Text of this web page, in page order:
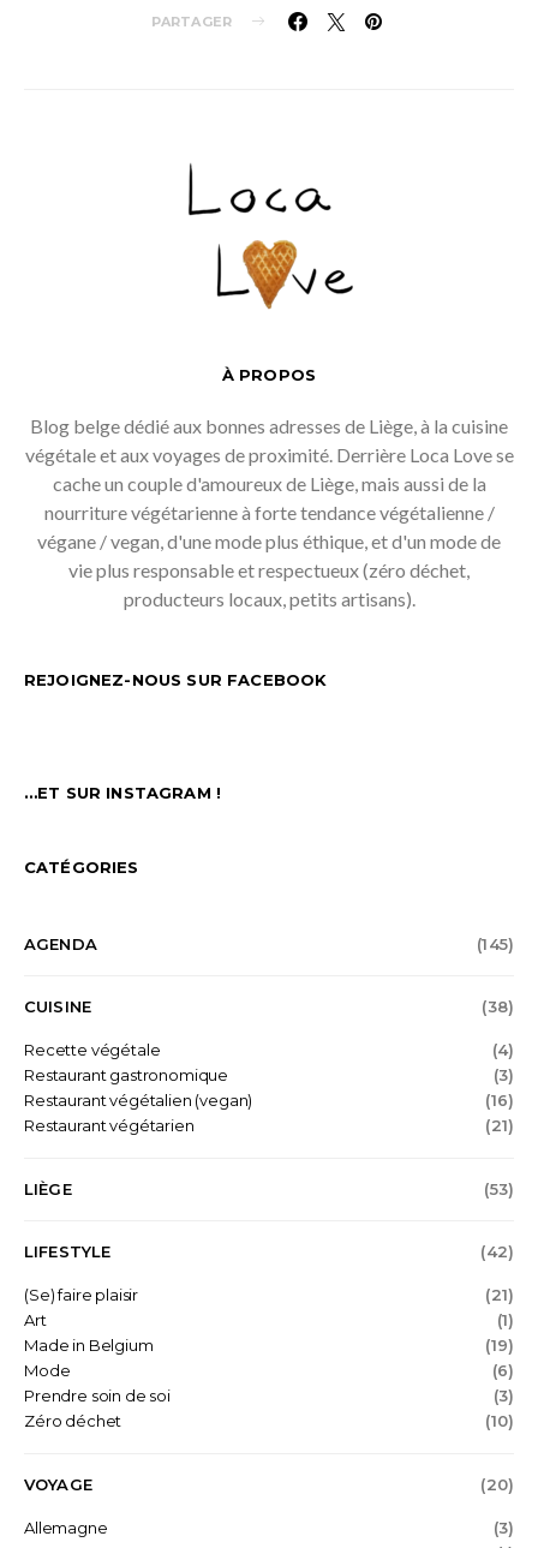
PARTAGER
À PROPOS
Blog belge dédié aux bonnes adresses de Liège, à la cuisine
végétale et aux voyages de proximité. Derrière Loca Love se
cache un couple d'amoureux de Liège, mais aussi de la
nourriture végétarienne à forte tendance végétalienne /
végane / vegan, d'une mode plus éthique, et d'un mode de
vie plus responsable et respectueux (zéro déchet,
producteurs locaux, petits artisans).
REJOIGNEZ-NOUS SUR FACEBOOK
…ET SUR INSTAGRAM !
CATÉGORIES
AGENDA (145)
CUISINE (38)
Recette végétale
(4)
Restaurant gastronomique
(3)
Restaurant végétalien (vegan)
(16)
Restaurant végétarien
(21)
LIÈGE (53)
LIFESTYLE (42)
(Se) faire plaisir
(21)
Art
(1)
Made in Belgium
(19)
Mode
(6)
Prendre soin de soi
(3)
Zéro déchet
(10)
VOYAGE (20)
Allemagne
(3)